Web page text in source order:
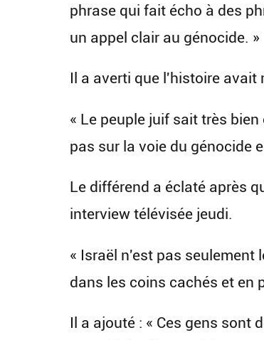
phrase qui fait écho à des
un appel clair au génocide. »
Il a averti que l'histoire avait
« Le peuple juif sait très
pas sur la voie du génocide
Le différend a éclaté après
interview télévisée jeudi.
« Israël n'est pas seulement
dans les coins cachés et en
Il a ajouté : « Ces gens sont